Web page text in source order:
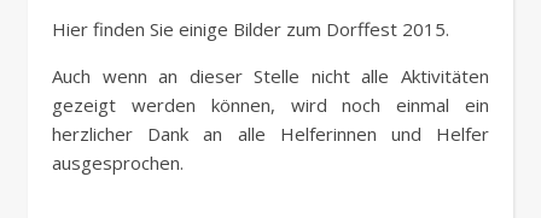
Hier finden Sie einige Bilder zum Dorffest 2015.
Auch wenn an dieser Stelle nicht alle Aktivitäten
gezeigt werden können, wird noch einmal ein
herzlicher Dank an alle Helferinnen und Helfer
ausgesprochen.